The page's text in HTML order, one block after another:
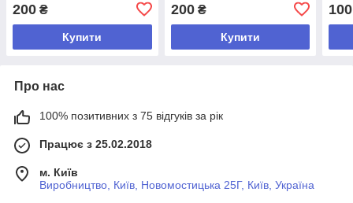
200 ₴
Купити
200₴
Купити
100
Про нас
100% позитивних з 75 відгуків за рік
Працює з 25.02.2018
м. Київ
Виробництво, Київ, Новомостицька 25Г, Київ, Україна